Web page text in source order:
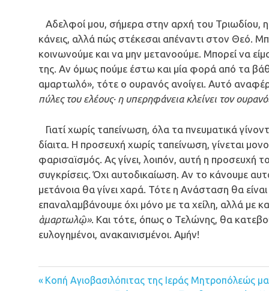
Αδελφοί μου, σήμερα στην αρχή του Τριωδίου,
κάνεις, αλλά πώς στέκεσαι απέναντι στον Θεό.
κοινωνούμε και να μην μετανοούμε. Μπορεί να
της. Αν όμως πούμε έστω και μία φορά από τα
αμαρτωλό», τότε ο ουρανός ανοίγει. Αυτό
πύλες του ελέους· η υπερηφάνεια κλείνει τον
Γιατί χωρίς ταπείνωση, όλα τα πνευματικά
δίαιτα. Η προσευχή χωρίς ταπείνωση, γίνεται
φαρισαϊσμός. Ας γίνει, λοιπόν, αυτή η προσευχή
συγκρίσεις. Όχι αυτοδικαίωση. Αν το κάνουμε
μετάνοια θα γίνει χαρά. Τότε η Ανάσταση θα
επαναλαμβάνουμε όχι μόνο με τα χείλη, αλλά με
ἁμαρτωλῷ». Και τότε, όπως ο Τελώνης, θα
ευλογημένοι, ανακαινισμένοι. Αμήν!
Previous
Κοπή Αγιοβασιλόπιτας της Ιεράς Μητροπόλεώς